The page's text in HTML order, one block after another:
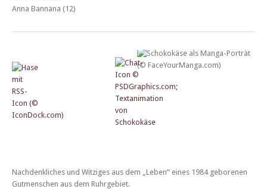
Anna Bannana (12)
Nachdenkliches und Witziges aus dem „Leben“ eines 1984 geborenen
Gutmenschen aus dem Ruhrgebiet.